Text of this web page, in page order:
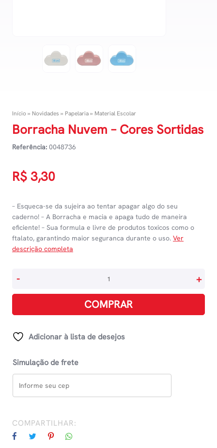
Início» Novidades » Papelaria» Material Escolar
Borracha Nuvem – Cores Sortidas
Referência: 0048736
R$ 3,30
– Esqueca-se da sujeira ao tentar apagar algo do seu
caderno! – A Borracha e macia e apaga tudo de maneira
eficiente! – Sua formula e livre de produtos toxicos como o
ftalato, garantindo maior seguranca durante o uso. Ver
descrição completa
-
Cores
quantidade
- +
COMPRAR
Adicionar à lista de desejos
Simulação de frete
COMPARTILHAR: